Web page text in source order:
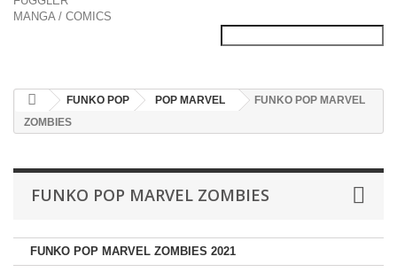
MANGA / COMICS
FUNKO POP POP MARVEL
FUNKO POP MARVEL
ZOMBIES
FUNKO POP MARVEL ZOMBIES
FUNKO POP MARVEL ZOMBIES 2021